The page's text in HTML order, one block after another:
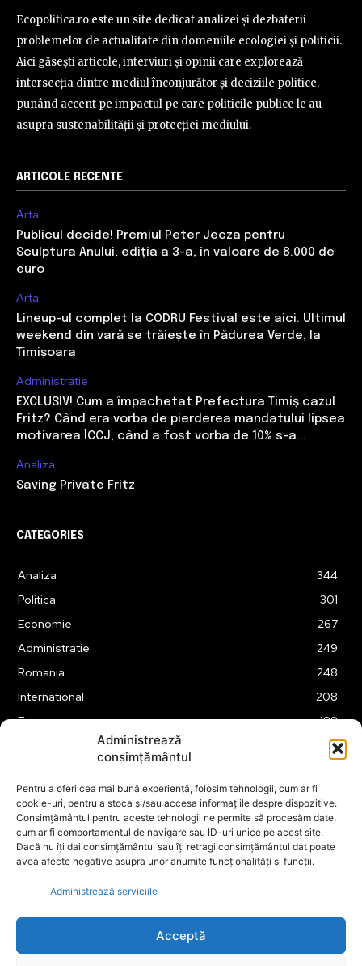
Administrează
consimțământul
Pentru a oferi cea mai bună experiență, folosim tehnologii, cum ar fi
cookie-uri, pentru a stoca și/sau accesa informațiile despre dispozitive.
Consimțământul pentru aceste tehnologii ne permite să procesăm date,
cum ar fi comportamentul de navigare sau ID-uri unice pe acest site.
Dacă nu îți dai consimțământul sau îți retragi consimțământul dat poate
avea afecte negative asupra unor anumite funcționalități și funcții.
Administrează serviciile
Acceptă
Ecopolitica.ro este un site dedicat analizei și dezbaterii
problemelor de actualitate din domeniile ecologiei și politicii.
Aici găsești articole, interviuri și opinii care explorează
intersecția dintre mediul înconjurător și deciziile politice,
punând accent pe impactul pe care politicile publice le au
asupra sustenabilității și protecției mediului.
ARTICOLE RECENTE
Arta
Publicul decide! Premiul Peter Jecza pentru
Sculptura Anului, ediția a 3-a, în valoare de 8.000 de
euro
Arta
Lineup-ul complet la CODRU Festival este aici. Ultimul
weekend din vară se trăiește în Pădurea Verde, la
Timișoara
Administratie
EXCLUSIV! Cum a împachetat Prefectura Timiș cazul
Fritz? Când era vorba de pierderea mandatului lipsea
motivarea ÎCCJ, când a fost vorba de 10% s-a...
Analiza
Saving Private Fritz
CATEGORIES
Analiza
344
Politica
301
Economie
267
Administratie
249
Romania
248
International
208
Externe
188
175
Tehnologie
Financiar
160
ABUZURI
158
Social
Educatie
Cultura
149